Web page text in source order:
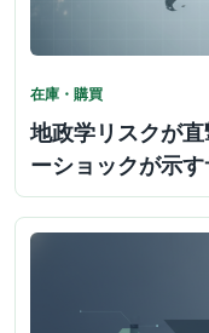
在庫・購買
地政学リスクが
ーショックが示